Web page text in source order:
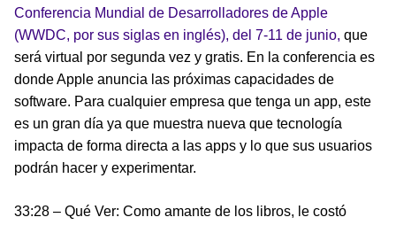
Conferencia Mundial de Desarrolladores de Apple
(WWDC, por sus siglas en inglés), del 7-11 de junio, que
será virtual por segunda vez y gratis. En la conferencia es
donde Apple anuncia las próximas capacidades de
software. Para cualquier empresa que tenga un app, este
es un gran día ya que muestra nueva que tecnología
impacta de forma directa a las apps y lo que sus usuarios
podrán hacer y experimentar.
33:28 – Qué Ver: Como amante de los libros, le costó